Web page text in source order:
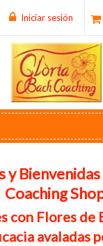
Iniciar sesión
y
Coaching
con Flores de
avaladas